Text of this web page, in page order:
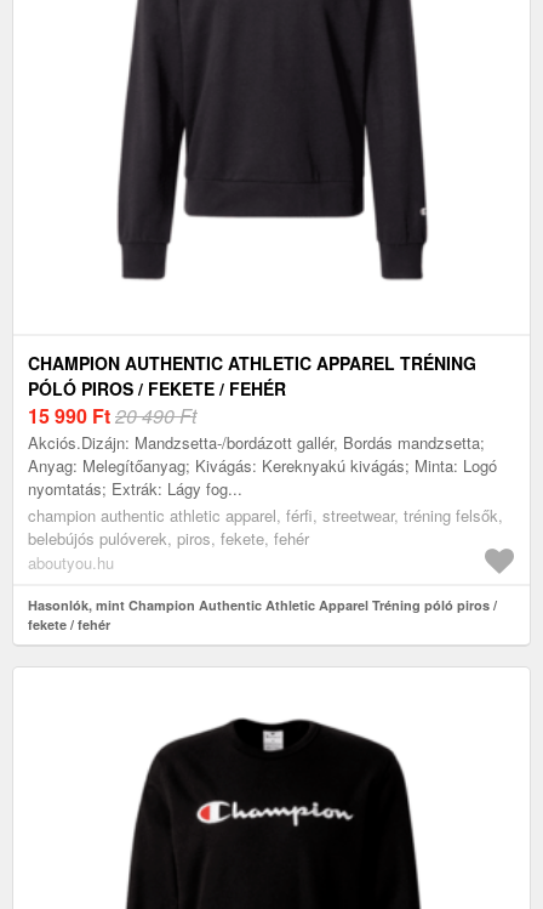
CHAMPION AUTHENTIC ATHLETIC APPAREL TRÉNING
PÓLÓ PIROS / FEKETE / FEHÉR
15 990 Ft20 490 Ft
Akciós.Dizájn: Mandzsetta-/bordázott gallér, Bordás mandzsetta;
Anyag: Melegítőanyag; Kivágás: Kereknyakú kivágás; Minta: Logó
nyomtatás; Extrák: Lágy fog...
champion authentic athletic apparel, férfi, streetwear, tréning felsők,
belebújós pulóverek, piros, fekete, fehér
aboutyou.hu
Hasonlók, mint Champion Authentic Athletic Apparel Tréning póló piros /
fekete / fehér